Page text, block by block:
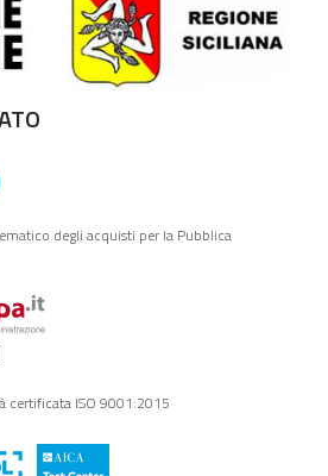
degli acquisti per la Pubblica
certificata ISO 9001:2015